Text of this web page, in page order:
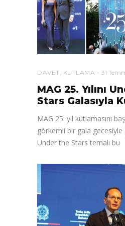
DAVET KUTLAMA 31
MAG 25. Yılını
Stars Galasıyla
MAG 25. yıl kutlamasını
görkemli bir gala gecesiyle
Under the Stars temalı bu